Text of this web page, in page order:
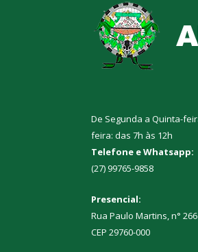
De Segunda a Quinta-
feira: das 7h às 12h
Telefone e Whatsapp:
(27) 99765-9858
Presencial:
Rua Paulo Martins, n°
CEP 29760-000